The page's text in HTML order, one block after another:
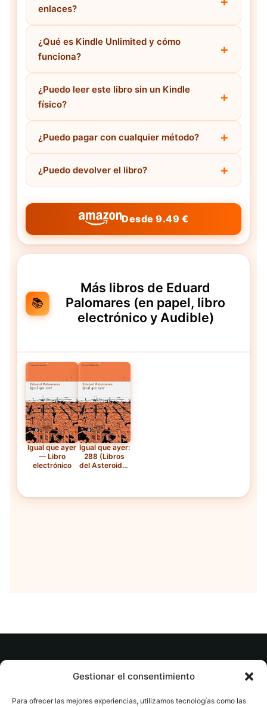
Gestionar el consentimiento
Para ofrecer las mejores experiencias, utilizamos tecnologías como las
enlaces?
¿Qué es Kindle Unlimited y cómo
funciona?
¿Puedo leer este libro sin un Kindle
físico?
¿Puedo pagar con cualquier método?
¿Puedo devolver el libro?
Desde 9.49 €
📚
Más libros de Eduard
Palomares (en papel, libro
electrónico y Audible)
Igual que ayer
— Libro
electrónico
Igual que ayer:
288 (Libros
del Asteroide)
© tuslibrosvip.com · Todos los derechos